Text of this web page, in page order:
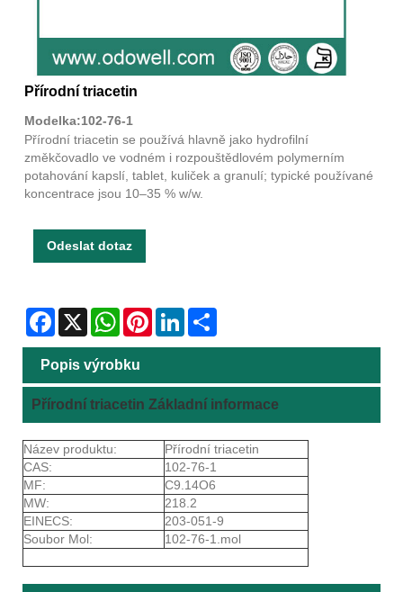
Přírodní triacetin
Modelka:102-76-1
Přírodní triacetin se používá hlavně jako hydrofilní
změkčovadlo ve vodném i rozpouštědlovém polymerním
potahování kapslí, tablet, kuliček a granulí; typické používané
koncentrace jsou 10–35 % w/w.
Odeslat dotaz
Facebook
X WhatsAppPinterestLinkedIn
Popis výrobku
Přírodní triacetin Základní informace
Název produktu:
Přírodní triacetin
CAS:
102-76-1
MF:
C9.14O6
MW:
218.2
EINECS:
203-051-9
Soubor Mol:
102-76-1.mol